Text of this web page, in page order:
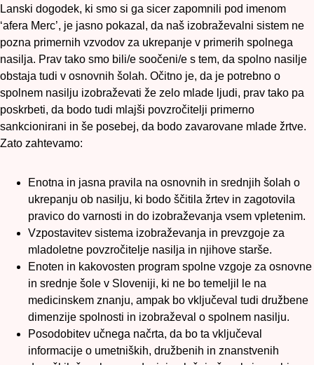
Lanski dogodek, ki smo si ga sicer zapomnili pod imenom
‘afera Merc’, je jasno pokazal, da naš izobraževalni sistem ne
pozna primernih vzvodov za ukrepanje v primerih spolnega
nasilja. Prav tako smo bili/e soočeni/e s tem, da spolno nasilje
obstaja tudi v osnovnih šolah. Očitno je, da je potrebno o
spolnem nasilju izobraževati že zelo mlade ljudi, prav tako pa
poskrbeti, da bodo tudi mlajši povzročitelji primerno
sankcionirani in še posebej, da bodo zavarovane mlade žrtve.
Zato zahtevamo:
Enotna in jasna pravila na osnovnih in srednjih šolah o
ukrepanju ob nasilju, ki bodo ščitila žrtev in zagotovila
pravico do varnosti in do izobraževanja vsem vpletenim.
Vzpostavitev sistema izobraževanja in prevzgoje za
mladoletne povzročitelje nasilja in njihove starše.
Enoten in kakovosten program spolne vzgoje za osnovne
in srednje šole v Sloveniji, ki ne bo temeljil le na
medicinskem znanju, ampak bo vključeval tudi družbene
dimenzije spolnosti in izobraževal o spolnem nasilju.
Posodobitev učnega načrta, da bo ta vključeval
informacije o umetniških, družbenih in znanstvenih